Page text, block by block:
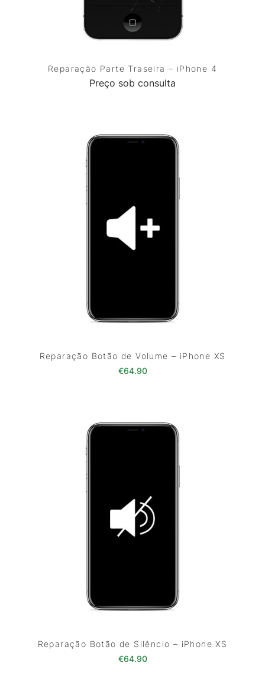
Reparação Parte Traseira – iPhone 4
Preço sob consulta
Reparação Botão de Volume – iPhone XS
€64.90
Reparação Botão de Silêncio – iPhone XS
€64.90